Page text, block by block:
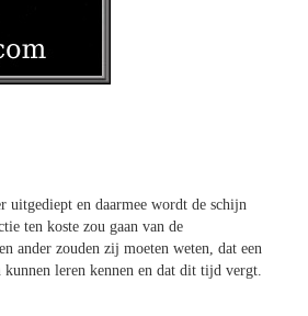
en daarmee wordt de schijn
ten koste zou gaan van de
ander zouden zij moeten weten, dat een
leren kennen en dat dit tijd vergt.